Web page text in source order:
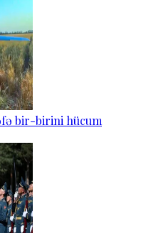
bir-birini hücum